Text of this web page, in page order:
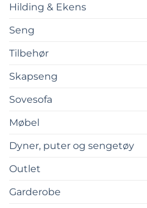
Hilding & Ekens
Seng
Tilbehør
Skapseng
Sovesofa
Møbel
Dyner, puter og sengetøy
Outlet
Garderobe